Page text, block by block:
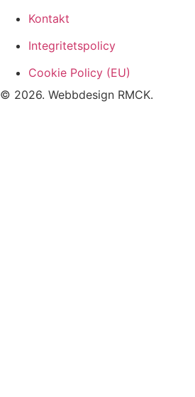
Kontakt
Integritetspolicy
Cookie Policy (EU)
© 2026. Webbdesign RMCK.